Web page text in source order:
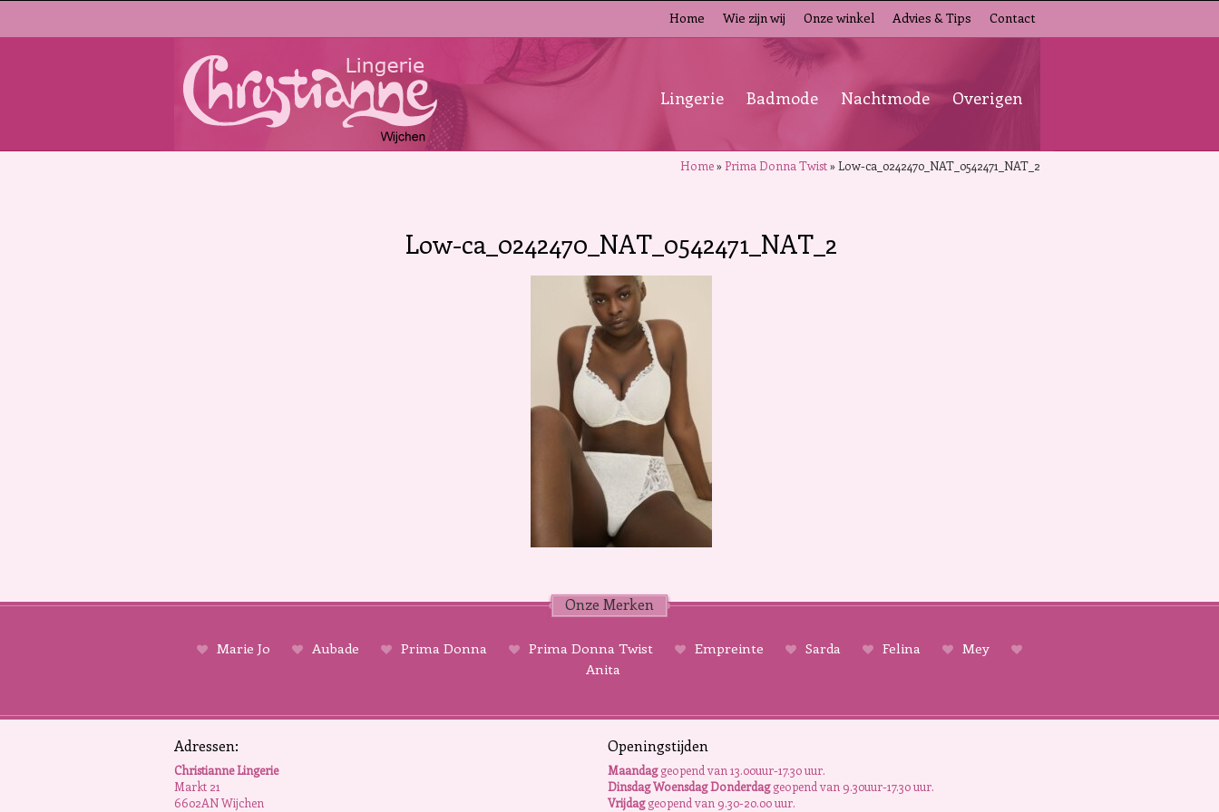
Home Wie zijn wij Onze winkel Advies & Tips Contact
Lingerie Badmode Nachtmode Overigen
Home»Prima Donna Twist»Low-ca_0242470_NAT_0542471_NAT_2
Low-ca_0242470_NAT_0542471_NAT_2
Onze Merken
Marie Jo Aubade Prima Donna Prima Donna Twist Empreinte Sarda Felina
Mey
Anita
Adressen:
Christianne Lingerie
Markt 21
6602AN Wijchen
Openingstijden
Maandaggeopend van 13.00uur-17.30 uur.
Dinsdag Woensdag Donderdaggeopend van 9.30uur-17.30 uur.
Vrijdaggeopend van 9.30-20.00 uur.